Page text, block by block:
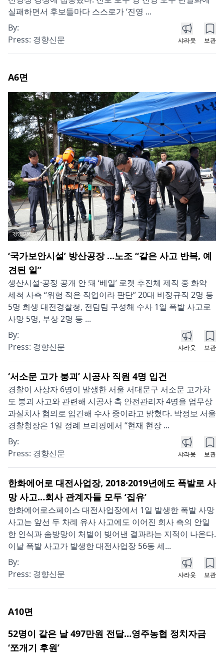
실패하면서 후보들마다 스스로가 ‘진영 ...
By:
Press: 경향신문 샤라웃 보관
A6면
‘국가보안시설’ 방산공장 …노조 “같은 사고 반복, 예
견된 일”
생산시설·공정 공개 안 돼 ‘베일’ 로켓 추진체 제작 중 화약
세척 사측 “위험 적은 작업이라 판단” 20대 비정규직 2명 등
5명 희생 대전경찰청, 전담팀 구성해 수사 1일 폭발 사고로
사망 5명, 부상 2명 등 ...
By:
Press: 경향신문 샤라웃 보관
‘서소문 고가 붕괴’ 시공사 직원 4명 입건
경찰이 사상자 6명이 발생한 서울 서대문구 서소문 고가차
도 붕괴 사고와 관련해 시공사 측 안전관리자 4명을 업무상
과실치사 혐의로 입건해 수사 중이라고 밝혔다. 박정보 서울
경찰청장은 1일 정례 브리핑에서 “현재 현장 ...
By:
Press: 경향신문 샤라웃 보관
한화에어로 대전사업장, 2018·2019년에도 폭발로 사
망 사고…회사 관계자들 모두 ‘집유’
한화에어로스페이스 대전사업장에서 1일 발생한 폭발 사망
사고는 앞선 두 차례 유사 사고에도 이어진 회사 측의 안일
한 인식과 솜방망이 처벌이 빚어낸 결과라는 지적이 나온다.
이날 폭발 사고가 발생한 대전사업장 56동 세...
By:
Press: 경향신문 샤라웃 보관
A10면
52명이 같은 날 497만원 전달…영주농협 정치자금
‘쪼개기 후원’